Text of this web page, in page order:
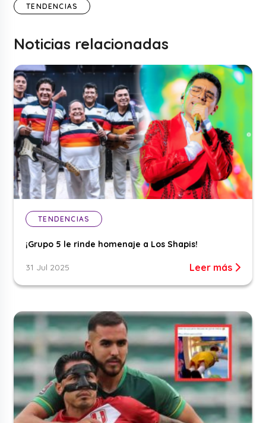
TENDENCIAS
Noticias relacionadas
TENDENCIAS
¡Grupo 5 le rinde homenaje a Los Shapis!
31 Jul 2025 Leer más